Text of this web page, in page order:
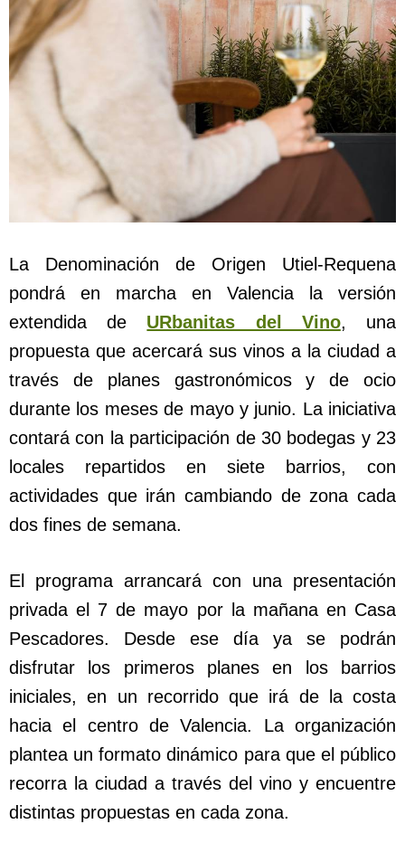
La Denominación de Origen Utiel-Requena
pondrá en marcha en Valencia la versión
extendida de URbanitas del Vino, una
propuesta que acercará sus vinos a la ciudad a
través de planes gastronómicos y de ocio
durante los meses de mayo y junio. La iniciativa
contará con la participación de 30 bodegas y 23
locales repartidos en siete barrios, con
actividades que irán cambiando de zona cada
dos fines de semana.
El programa arrancará con una presentación
privada el 7 de mayo por la mañana en Casa
Pescadores. Desde ese día ya se podrán
disfrutar los primeros planes en los barrios
iniciales, en un recorrido que irá de la costa
hacia el centro de Valencia. La organización
plantea un formato dinámico para que el público
recorra la ciudad a través del vino y encuentre
distintas propuestas en cada zona.